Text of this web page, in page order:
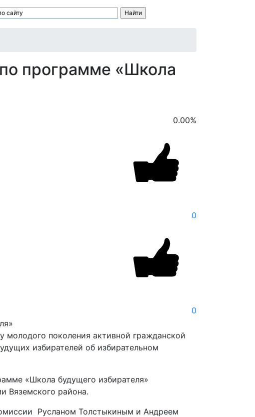
программе «Школа
0.00%
0
0
поколения активной гражданской
избирателей об избирательном
«Школа будущего избирателя»
Вяземского района.
Русланом Толстыкиным и Андреем